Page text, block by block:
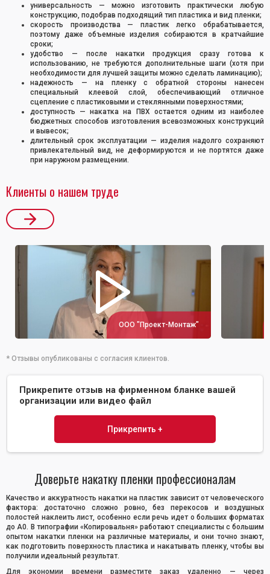
универсальность — можно изготовить практически любую
конструкцию, подобрав подходящий тип пластика и вид пленки;
скорость производства — пластик легко обрабатывается,
поэтому даже объемные изделия собираются в кратчайшие
сроки;
удобство — после накатки продукция сразу готова к
использованию, не требуются дополнительные шаги (хотя при
необходимости для лучшей защиты можно сделать ламинацию);
надежность — на пленку с обратной стороны нанесен
специальный клеевой слой, обеспечивающий отличное
сцепление с пластиковыми и стеклянными поверхностями;
доступность — накатка на ПВХ остается одним из наиболее
бюджетных способов изготовления всевозможных конструкций
и вывесок;
длительный срок эксплуатации — изделия надолго сохраняют
привлекательный вид, не деформируются и не портятся даже
при наружном размещении.
Клиенты о нашем труде
ООО "Проект-Монтаж"
* Отзывы опубликованы с согласия клиентов.
Прикрепите отзыв на фирменном бланке вашей
организации или видео файл
Прикрепить +
Доверьте накатку пленки профессионалам
Качество и аккуратность накатки на пластик зависит от человеческого
фактора: достаточно сложно ровно, без перекосов и воздушных
полостей наклеить лист, особенно если речь идет о больших форматах
до А0. В типографии «Копировальня» работают специалисты с большим
опытом накатки пленки на различные материалы, и они точно знают,
как подготовить поверхность пластика и накатывать пленку, чтобы вы
получили идеальный результат.
Для экономии времени разместите заказ удаленно — через